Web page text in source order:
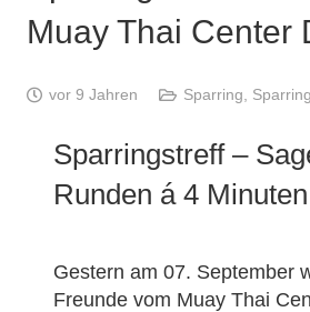
Muay Thai Center
vor 9 Jahren Sparring
Sparringstreff –
Runden á 4 Minuten
Gestern am 07. September
Freunde vom Muay Thai